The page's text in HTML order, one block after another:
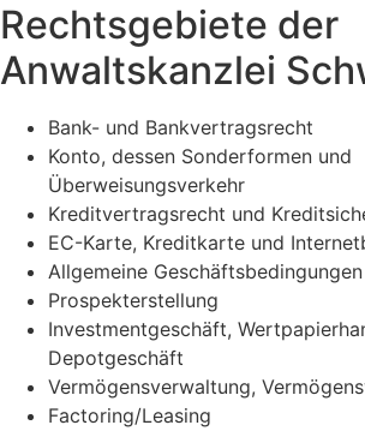
Rechtsgebiete der
Anwaltskanzlei
Bank- und Bankvertragsrecht
Konto, dessen Sonderformen und
Überweisungsverkehr
Kreditvertragsrecht und
EC-Karte, Kreditkarte und
Allgemeine Geschäftsbedingungen
Prospekterstellung
Investmentgeschäft,
Depotgeschäft
Vermögensverwaltung,
Factoring/Leasing